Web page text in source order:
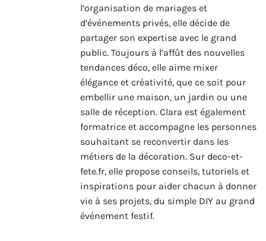
l’organisation de mariages et
d’événements privés, elle décide de
partager son expertise avec le grand
public. Toujours à l’affût des nouvelles
tendances déco, elle aime mixer
élégance et créativité, que ce soit pour
embellir une maison, un jardin ou une
salle de réception. Clara est également
formatrice et accompagne les personnes
souhaitant se reconvertir dans les
métiers de la décoration. Sur deco-et-
fete.fr, elle propose conseils, tutoriels et
inspirations pour aider chacun à donner
vie à ses projets, du simple DIY au grand
événement festif.